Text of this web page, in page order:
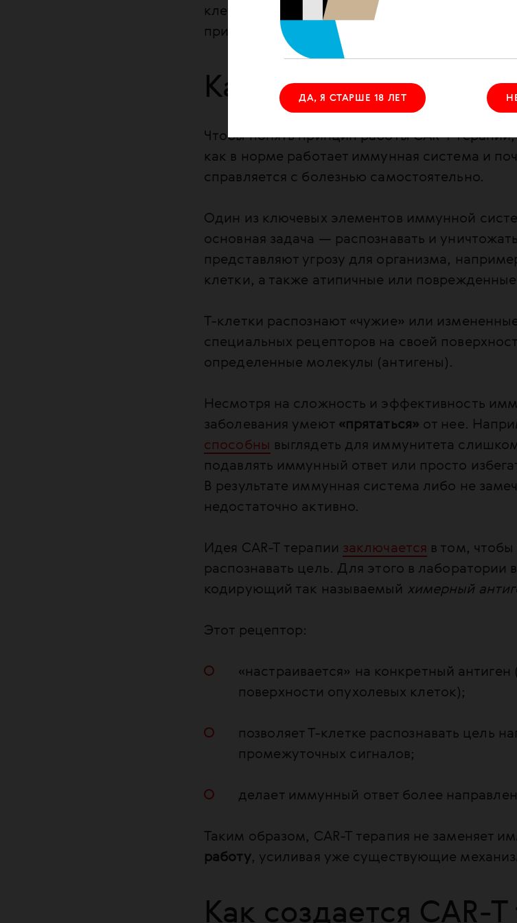
ДА, Я СТАРШЕ 18 ЛЕТ
клеточной терапии. Метод остается
применяется строго по показаниям.
Как работает CAR-T-
Чтобы понять принцип работы CAR-T
как в норме работает иммунная система и
справляется с болезнью самостоятельно.
Один из ключевых элементов иммунной
основная задача — распознавать и
представляют угрозу для организма,
клетки, а также атипичные или
Т-клетки распознают «чужие» или
специальных рецепторов на своей
определенные молекулы (антигены).
Несмотря на сложность и эффективность
заболевания умеют «прятаться» от нее.
способны выглядеть для иммунитета
подавлять иммунный ответ или просто
В результате иммунная система либо не
недостаточно активно.
Идея CAR-T терапии заключается в том,
распознавать цель. Для этого в лаборатории
кодирующий так называемый химерный
Этот рецептор:
«настраивается» на конкретный
поверхности опухолевых клеток);
позволяет Т-клетке распознавать цель
промежуточных сигналов;
делает иммунный ответ более
Таким образом, CAR-T терапия не заменяет
работу, усиливая уже существующие
Как создается CAR-